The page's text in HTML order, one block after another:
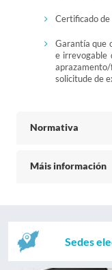
Certificado
Garantía que
e irrevogable
solicitude de
Normativa
Máis información
Sedes